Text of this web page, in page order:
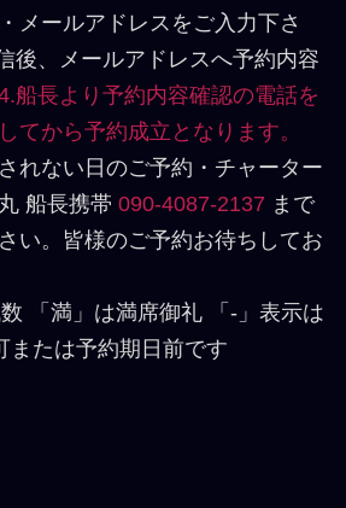
メールアドレスをご入力下さ
後、メールアドレスへ予約内容
船長より予約内容確認の電話を
てから予約成立となります。
れない日のご予約・チャーター
船長携帯 090-4087-2137 まで
い。皆様のご予約お待ちしてお
数 「満」は満席御礼 「-」表示は
または予約期日前です